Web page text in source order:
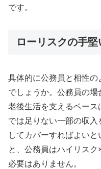
です。
ローリスクの手
具体的に公務員と相性
でしょうか。公務員の
老後生活を支えるベー
では足りない一部の収
してカバーすればよい
と、公務員はハイリス
必要はありません。